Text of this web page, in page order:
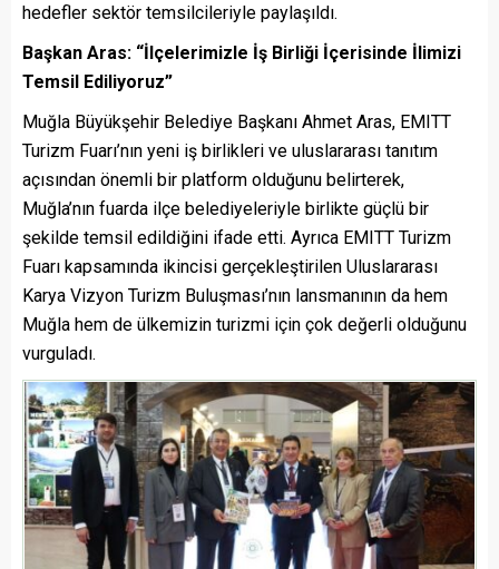
hedefler sektör temsilcileriyle paylaşıldı.
Başkan Aras: “İlçelerimizle İş Birliği İçerisinde İlimizi
Temsil Ediliyoruz”
Muğla Büyükşehir Belediye Başkanı Ahmet Aras, EMITT
Turizm Fuarı’nın yeni iş birlikleri ve uluslararası tanıtım
açısından önemli bir platform olduğunu belirterek,
Muğla’nın fuarda ilçe belediyeleriyle birlikte güçlü bir
şekilde temsil edildiğini ifade etti. Ayrıca EMITT Turizm
Fuarı kapsamında ikincisi gerçekleştirilen Uluslararası
Karya Vizyon Turizm Buluşması’nın lansmanının da hem
Muğla hem de ülkemizin turizmi için çok değerli olduğunu
vurguladı.